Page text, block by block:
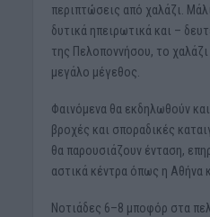
περιπτώσεις από χαλάζι.
δυτικά ηπειρωτικά και –
της Πελοποννήσου, το
μεγάλο μέγεθος.
Φαινόμενα θα εκδηλωθούν
βροχές και σποραδικές
θα παρουσιάζουν ένταση,
αστικά κέντρα όπως η Αθήνα
Νοτιάδες 6–8 μποφόρ στα